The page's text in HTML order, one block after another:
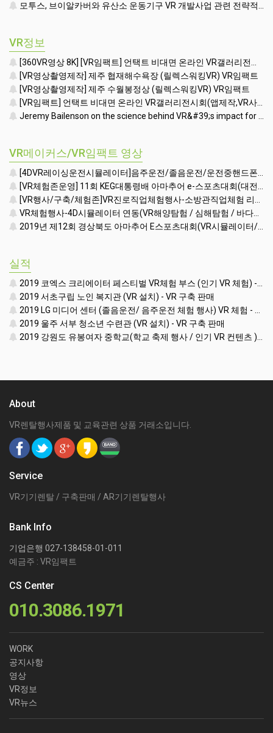
모투스, 브이알카버와 유산소 운동기구 VR 개발사업 관련 전략적 제휴 맺어 - 매일경제 - 매일경제
VR정보
[360VR영상 8K] [VR임팩트] 언택트 비대면 온라인 VR갤러리전시회(앱제작,VR사이버투어제작,VR컨텐츠제작) (언택트 ONLINE VR GALLERY)
[VR영상촬영제작] 제주 협재해수욕장 (릴렉스워킹VR) VR임팩트
[VR영상촬영제작] 제주 수월봉정상 (릴렉스워킹VR) VR임팩트
[VR임팩트] 언택트 비대면 온라인 VR갤러리전시회(앱제작,VR사이버투어제작,VR컨텐츠제작)
Jeremy Bailenson on the science behind VR&#39;s impact for training
VR메이커스/VR임팩트 영상
[4DVR레이싱운전시뮬레이터]음주운전/졸음운전/운전중핸드폰사용 시연영상-VR장비렌탈행사체험존
[VR체험존운영] 11회 KEG대통령배 아마추어 e-스포츠대회(대전 한밭대학교 체육관)(KOREA e-SPORTS GAMES)(VR렌탈대여행사시뮬레이터)
[VR행사/구축/체험존]VR진로직업체험행사-소방관직업체험 리뷰영상(VR렌탈대여임대)
VR체험행사-4D시뮬레이터 연동(VR해양탐험 / 심해탐험 / 바다탐험 컨텐츠시연영상)(VR기기장비시뮬레이터장비게임기렌탈대여임대행사)
2019년 제12회 경상북도 아마추어 E스포츠대회(VR시뮬레이터/VR행사체험존진행)(VR기기렌탈대여임대행사체험존)
실적
2019 코엑스 크리에이터 페스티벌 VR체험 부스 (인기 VR 체험) - VR렌탈대여 행사
2019 서초구립 노인 복지관 (VR 설치) - VR 구축 판매
2019 LG 미디어 센터 (졸음운전/ 음주운전 체험 행사) VR 체험 - VR 렌탈대여 행사
2019 울주 서부 청소년 수련관 (VR 설치) - VR 구축 판매
2019 강원도 유봉여자 중학교(학교 축제 행사 / 인기 VR 컨텐츠 ) - VR렌탈대여 행사
About
VR렌탈행사제품 및 교육관련 상품 거래소입니다.
Service
VR기기렌탈 / 구축판매 / AR기기렌탈행사
Bank Info
기업은행 027-138458-01-011
예금주 : VR임팩트
CS Center
010.3086.1971
WORK
공지사항
영상
VR정보
VR뉴스